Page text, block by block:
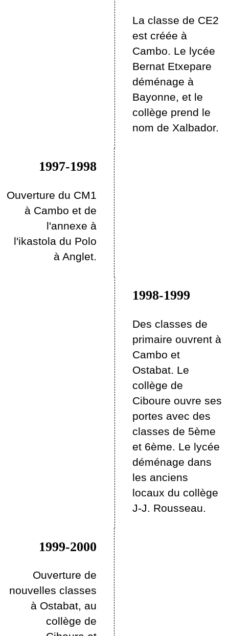
La classe de CE2
est créée à
Cambo. Le lycée
Bernat Etxepare
déménage à
Bayonne, et le
collège prend le
nom de Xalbador.
1997-1998
Ouverture du CM1
à Cambo et de
l'annexe à
l'ikastola du Polo
à Anglet.
1998-1999
Des classes de
primaire ouvrent à
Cambo et
Ostabat. Le
collège de
Ciboure ouvre ses
portes avec des
classes de 5ème
et 6ème. Le lycée
déménage dans
les anciens
locaux du collège
J-J. Rousseau.
1999-2000
Ouverture de
nouvelles classes
à Ostabat, au
collège de